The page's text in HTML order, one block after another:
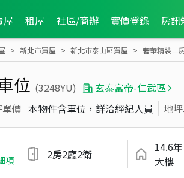
屋 租屋 社區/商辦 實價登錄 房訊
新北市買屋 新北市泰山區買屋 奢華精裝二
位 (3248YU)
玄泰富帝-仁武區
價 本物件含車位，詳洽經紀人員 地
項 2房2廳2衛
14.6年
大樓